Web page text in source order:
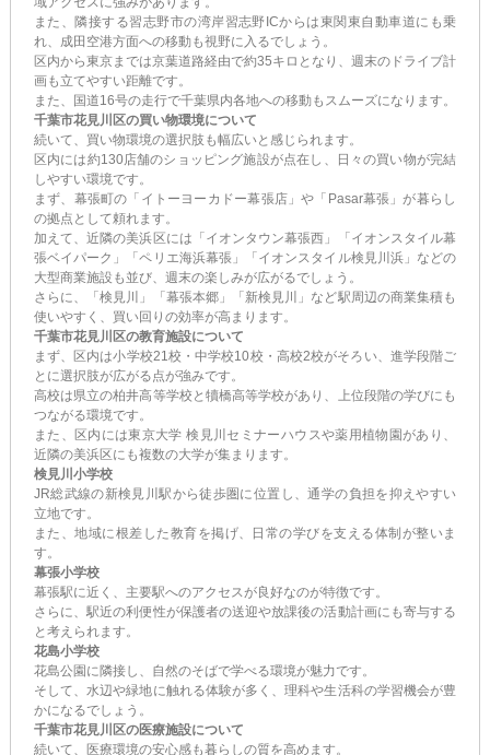
また、隣接する習志野市の湾岸習志野ICからは東関東自動車道にも乗
れ、成田空港方面への移動も視野に入るでしょう。
区内から東京までは京葉道路経由で約35キロとなり、週末のドライブ計
画も立てやすい距離です。
また、国道16号の走行で千葉県内各地への移動もスムーズになります。
千葉市花見川区の買い物環境について
続いて、買い物環境の選択肢も幅広いと感じられます。
区内には約130店舗のショッピング施設が点在し、日々の買い物が完結
しやすい環境です。
まず、幕張町の「イトーヨーカドー幕張店」や「Pasar幕張」が暮らし
の拠点として頼れます。
加えて、近隣の美浜区には「イオンタウン幕張西」「イオンスタイル幕
張ベイパーク」「ペリエ海浜幕張」「イオンスタイル検見川浜」などの
大型商業施設も並び、週末の楽しみが広がるでしょう。
さらに、「検見川」「幕張本郷」「新検見川」など駅周辺の商業集積も
使いやすく、買い回りの効率が高まります。
千葉市花見川区の教育施設について
まず、区内は小学校21校・中学校10校・高校2校がそろい、進学段階ご
とに選択肢が広がる点が強みです。
高校は県立の柏井高等学校と犢橋高等学校があり、上位段階の学びにも
つながる環境です。
また、区内には東京大学 検見川セミナーハウスや薬用植物園があり、
近隣の美浜区にも複数の大学が集まります。
検見川小学校
JR総武線の新検見川駅から徒歩圏に位置し、通学の負担を抑えやすい
立地です。
また、地域に根差した教育を掲げ、日常の学びを支える体制が整いま
す。
幕張小学校
幕張駅に近く、主要駅へのアクセスが良好なのが特徴です。
さらに、駅近の利便性が保護者の送迎や放課後の活動計画にも寄与する
と考えられます。
花島小学校
花島公園に隣接し、自然のそばで学べる環境が魅力です。
そして、水辺や緑地に触れる体験が多く、理科や生活科の学習機会が豊
かになるでしょう。
千葉市花見川区の医療施設について
続いて、医療環境の安心感も暮らしの質を高めます。